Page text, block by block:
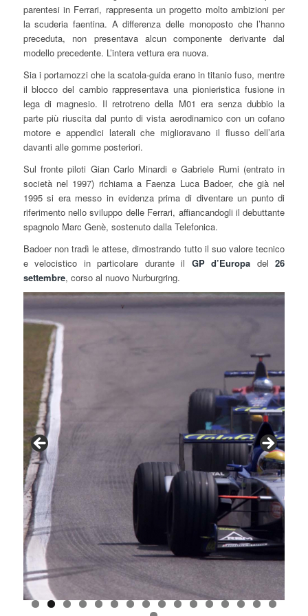
parentesi in Ferrari, rappresenta un progetto molto ambizioni per
la scuderia faentina. A differenza delle monoposto che l’hanno
preceduta, non presentava alcun componente derivante dal
modello precedente. L’intera vettura era nuova.
Sia i portamozzi che la scatola-guida erano in titanio fuso, mentre
il blocco del cambio rappresentava una pionieristica fusione in
lega di magnesio. Il retrotreno della M01 era senza dubbio la
parte più riuscita dal punto di vista aerodinamico con un cofano
motore e appendici laterali che miglioravano il flusso dell’aria
davanti alle gomme posteriori.
Sul fronte piloti Gian Carlo Minardi e Gabriele Rumi (entrato in
società nel 1997) richiama a Faenza Luca Badoer, che già nel
1995 si era messo in evidenza prima di diventare un punto di
riferimento nello sviluppo delle Ferrari, affiancandogli il debuttante
spagnolo Marc Genè, sostenuto dalla Telefonica.
Badoer non tradì le attese, dimostrando tutto il suo valore tecnico
e velocistico in particolare durante il GP d’Europa del26
settembre, corso al nuovo Nurburgring.